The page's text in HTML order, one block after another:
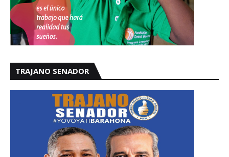
TRAJANO SENADOR